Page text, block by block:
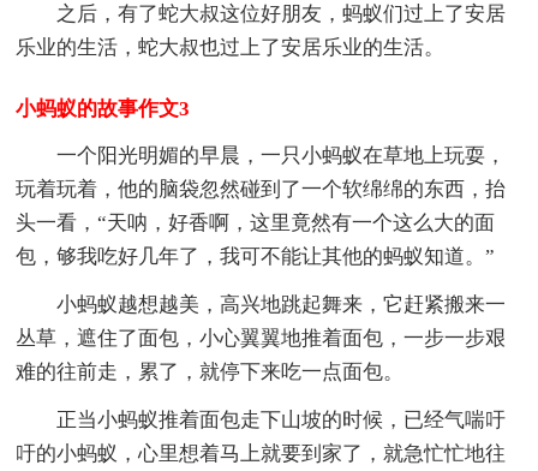
之后，有了蛇大叔这位好朋友，蚂蚁们过上了安居
乐业的生活，蛇大叔也过上了安居乐业的生活。
小蚂蚁的故事作文3
一个阳光明媚的早晨，一只小蚂蚁在草地上玩耍，
玩着玩着，他的脑袋忽然碰到了一个软绵绵的东西，抬
头一看，“天呐，好香啊，这里竟然有一个这么大的面
包，够我吃好几年了，我可不能让其他的蚂蚁知道。”
小蚂蚁越想越美，高兴地跳起舞来，它赶紧搬来一
丛草，遮住了面包，小心翼翼地推着面包，一步一步艰
难的往前走，累了，就停下来吃一点面包。
正当小蚂蚁推着面包走下山坡的时候，已经气喘吁
吁的小蚂蚁，心里想着马上就要到家了，就急忙忙地往